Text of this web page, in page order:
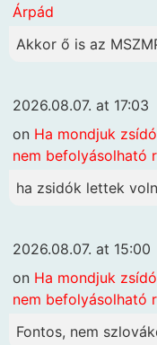
Árpád
Akkor ő is az
2026.08.07. at 17:03
on Ha mondjuk
nem befolyásolható
ha zsidók lettek
2026.08.07. at 15:00
on Ha mondjuk
nem befolyásolható
Fontos, nem